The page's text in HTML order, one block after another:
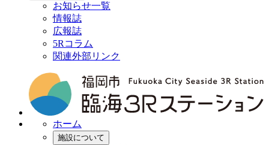
お知らせ一覧
情報誌
広報誌
5Rコラム
関連外部リンク
ホーム
施設について